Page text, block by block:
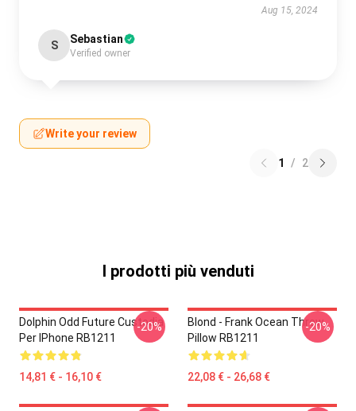
Aug 15, 2024
S Sebastian
Verified owner
Write your review
1 / 2
I prodotti più venduti
Dolphin Odd Future Custodia
Per IPhone RB1211
14,81 € - 16,10 €
-20%
Blond - Frank Ocean Throw
Pillow RB1211
22,08 € - 26,68 €
-20%